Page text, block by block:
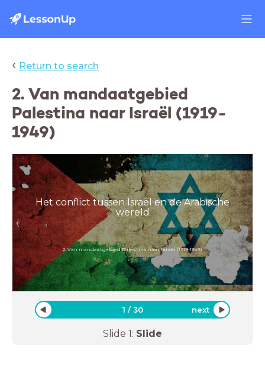
‹ Return to search
2. Van mandaatgebied
Palestina naar Israël (1919-
1949)
Het conflict tussen Israël en de Arabische
wereld
2. Van mandaatgebied Palestina naar Israël (1919-1949)
1 /30 next
Slide 1: Slide